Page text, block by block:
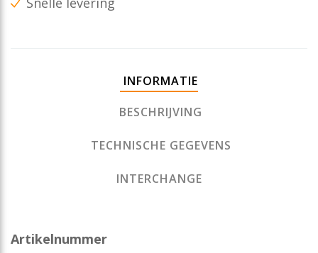
INFORMATIE
BESCHRIJVING
TECHNISCHE GEGEVENS
INTERCHANGE
Artikelnummer